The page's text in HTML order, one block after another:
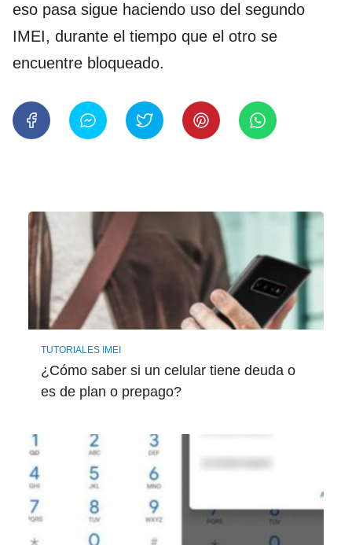
eso pasa sigue haciendo uso del segundo
IMEI, durante el tiempo que el otro se
encuentre bloqueado.
TUTORIALES IMEI
¿Cómo saber si un celular tiene deuda o
es de plan o prepago?